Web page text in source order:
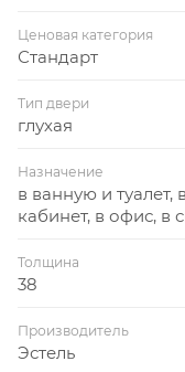
Ценовая категория
Стандарт
Тип двери
глухая
Назначение
в ванную и туалет,
кабинет, в офис, в
Толщина
38
Производитель
Эстель